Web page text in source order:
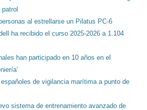
al estrellarse un Pilatus PC-6
ha recibido el curso 2025-2026 a 1.104
han participado en 10 años en el
de vigilancia marítima a punto de
sistema de entrenamiento avanzado de